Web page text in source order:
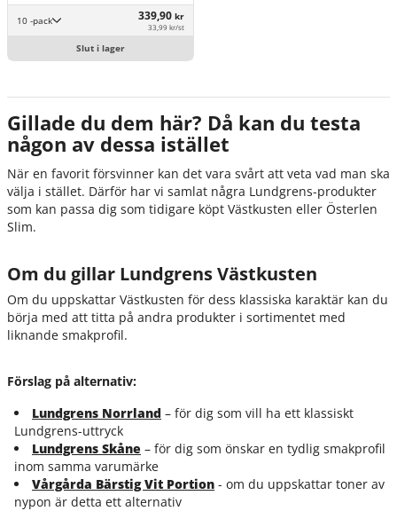
10 -pack 339,90 kr
33,99 kr/st
Slut i lager
Gillade du dem här? Då kan du testa
någon av dessa istället
När en favorit försvinner kan det vara svårt att veta vad man ska
välja i stället. Därför har vi samlat några Lundgrens-produkter
som kan passa dig som tidigare köpt Västkusten eller Österlen
Slim.
Om du gillar Lundgrens Västkusten
Om du uppskattar Västkusten för dess klassiska karaktär kan du
börja med att titta på andra produkter i sortimentet med
liknande smakprofil.
Förslag på alternativ:
Lundgrens Norrland – för dig som vill ha ett klassiskt
Lundgrens-uttryck
Lundgrens Skåne – för dig som önskar en tydlig smakprofil
inom samma varumärke
Vårgårda Bärstig Vit Portion - om du uppskattar toner av
nypon är detta ett alternativ